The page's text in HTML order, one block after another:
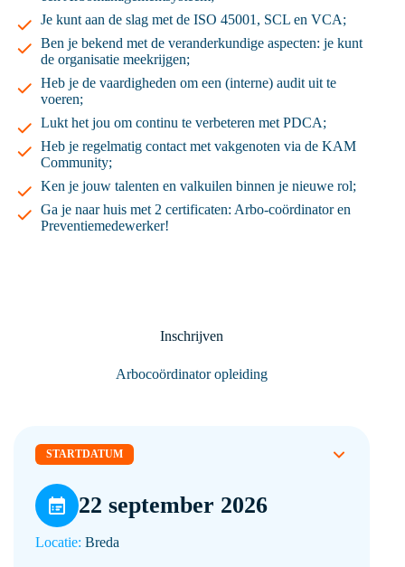
Je kunt aan de slag met de ISO 45001, SCL en VCA;
Ben je bekend met de veranderkundige aspecten: je kunt
de organisatie meekrijgen;
Heb je de vaardigheden om een (interne) audit uit te
voeren;
Lukt het jou om continu te verbeteren met PDCA;
Heb je regelmatig contact met vakgenoten via de KAM
Community;
Ken je jouw talenten en valkuilen binnen je nieuwe rol;
Ga je naar huis met 2 certificaten: Arbo-coördinator en
Preventiemedewerker!
Inschrijven
Arbocoördinator opleiding
STARTDATUM
22 september 2026
Locatie: Breda